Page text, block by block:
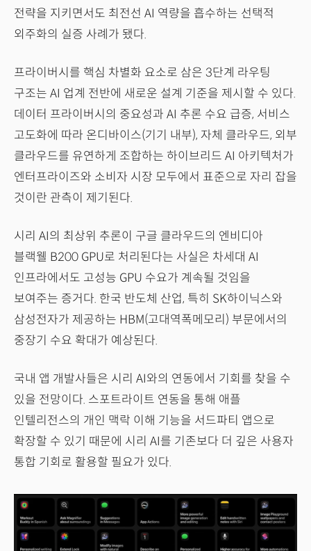
전략을 지키면서도 최전선 AI 역량을 흡수하는 선택적
외주화의 실증 사례가 됐다.
프라이버시를 핵심 차별화 요소로 삼은 3단계 라우팅
구조는 AI 업계 전반에 새로운 설계 기준을 제시할 수 있다.
데이터 프라이버시의 중요성과 AI 추론 수요 급증, 서비스
고도화에 따라 온디바이스(기기 내부), 자체 클라우드, 외부
클라우드를 유연하게 조합하는 하이브리드 AI 아키텍처가
엔터프라이즈와 소비자 시장 모두에서 표준으로 자리 잡을
것이란 관측이 제기된다.
시리 AI의 최상위 추론이 구글 클라우드의 엔비디아
블랙웰 B200 GPU로 처리된다는 사실은 차세대 AI
인프라에서도 고성능 GPU 수요가 계속될 것임을
보여주는 증거다. 한국 반도체 산업, 특히 SK하이닉스와
삼성전자가 제공하는 HBM(고대역폭메모리) 부문에서의
중장기 수요 확대가 예상된다.
국내 앱 개발사들은 시리 AI와의 연동에서 기회를 찾을 수
있을 전망이다. 스포트라이트 연동을 통해 애플
인텔리전스의 개인 맥락 이해 기능을 서드파티 앱으로
확장할 수 있기 때문에 시리 AI를 기존보다 더 깊은 사용자
통합 기회로 활용할 필요가 있다.